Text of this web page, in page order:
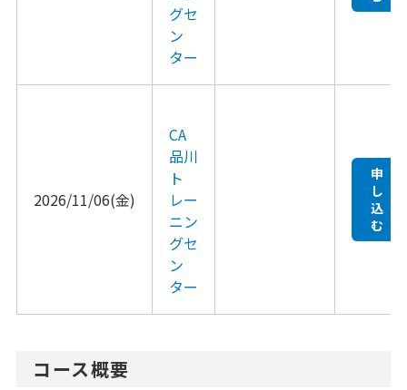
グセ
ン
ター
2026/11/06(金)
CA
品川
ト
レー
ニン
グセ
ン
ター
申
し
込
む
コース概要